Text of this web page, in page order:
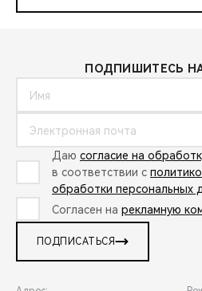
ПОДПИШИТЕСЬ
Даю согласие на
в соответствии с
обработки персональных
Согласен на рекламную
ПОДПИСАТЬСЯ